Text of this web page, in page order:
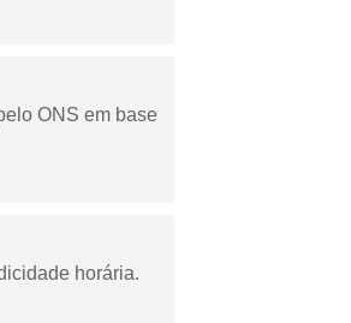
ONS em base
horária.